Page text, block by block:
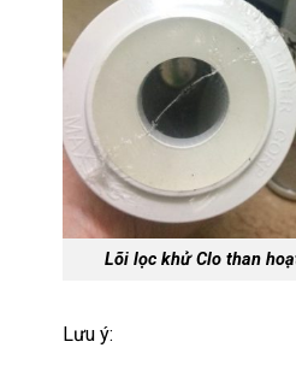
Lõi lọc khử Clo than
Lưu ý: